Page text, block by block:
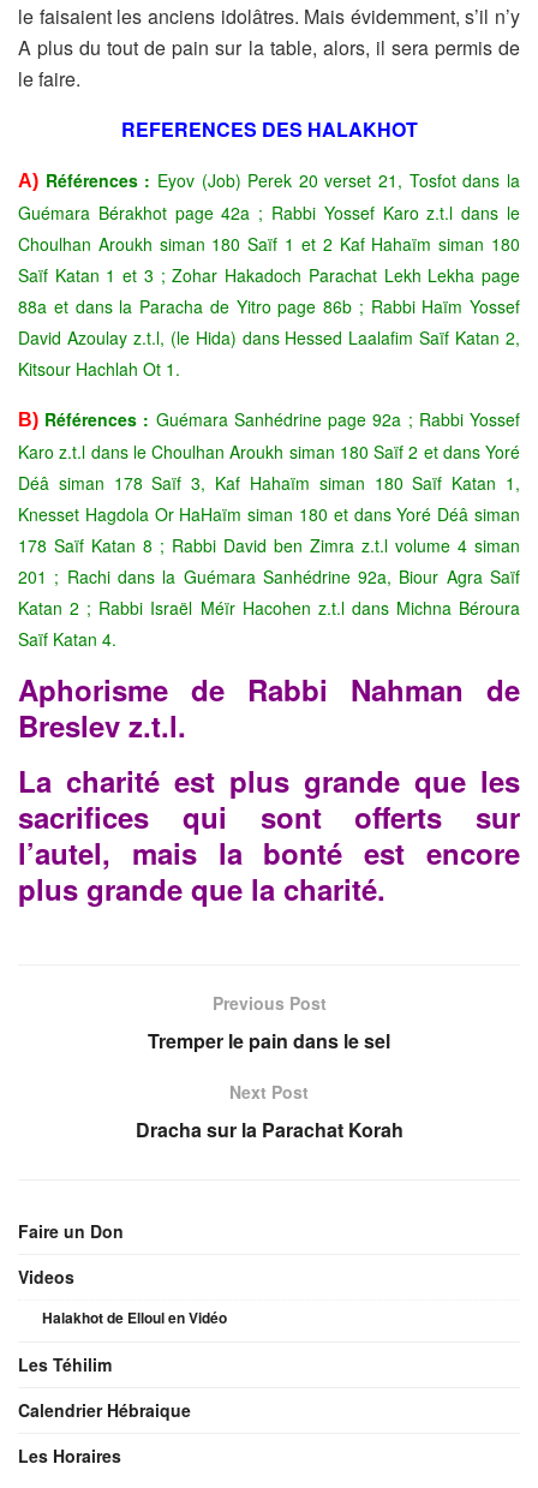
le faisaient les anciens idolâtres. Mais évidemment, s’il n’y
A plus du tout depain sur la table, alors, il sera permis de
le faire.
REFERENCES DES HALAKHOT
A) Références : Eyov (Job) Perek 20 verset 21, Tosfot dans la
Guémara Bérakhot page 42a ; Rabbi Yossef Karo z.t.l dans le
Choulhan Aroukh siman 180 Saïf 1 et 2 Kaf Hahaïm siman 180
Saïf Katan 1 et 3 ; Zohar Hakadoch Parachat Lekh Lekha page
88a et dans la Paracha de Yitro page 86b ; Rabbi Haïm Yossef
David Azoulay z.t.l, (le Hida) dans Hessed Laalafim Saïf Katan 2,
Kitsour Hachlah Ot 1.
B) Références : Guémara Sanhédrine page 92a ; Rabbi Yossef
Karo z.t.l dans le Choulhan Aroukh siman 180 Saïf 2 et dans Yoré
Déâ siman 178 Saïf 3, Kaf Hahaïm siman 180 Saïf Katan 1,
Knesset Hagdola Or HaHaïm siman 180 et dans Yoré Déâ siman
178 Saïf Katan 8 ; Rabbi David ben Zimra z.t.l volume 4 siman
201 ; Rachi dans la Guémara Sanhédrine 92a, Biour Agra Saïf
Katan 2 ; Rabbi Israël Méïr Hacohen z.t.l dans Michna Béroura
Saïf Katan 4.
Aphorisme de Rabbi Nahman de
Breslev z.t.l.
La charité est plus grande que les
sacrifices qui sont offerts sur
l’autel, mais la bonté est encore
plus grande que la charité.
Previous Post
Tremper le pain dans le sel
Next Post
Dracha sur la Parachat Korah
Faire un Don
Videos
Halakhot de Elloul en Vidéo
Les Téhilim
Calendrier Hébraique
Les Horaires